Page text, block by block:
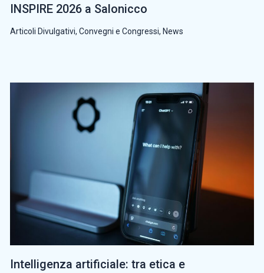
INSPIRE 2026 a Salonicco
Articoli Divulgativi, Convegni e Congressi, News
Intelligenza artificiale: tra etica e